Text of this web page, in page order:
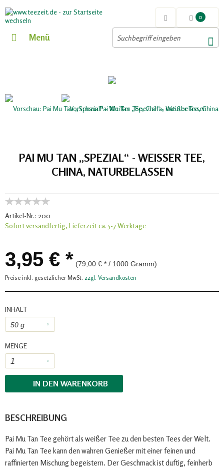
0
Menü
PAI MU TAN „SPEZIAL“ - WEISSER TEE, C
HINA, NATURBELASSEN
Artikel-Nr.: 200
Sofort versandfertig, Lieferzeit ca. 5-7 Werktage
3,95 € * (79,00 € * / 1000 Gramm)
Preise inkl. gesetzlicher MwSt. zzgl. Versandkosten
INHALT
MENGE
IN DEN WARENKORB
BESCHREIBUNG
Pai Mu Tan Tee gehört als weißer Tee zu den besten Tees der Welt.
Pai Mu Tan Tee kann den wahren Genießer mit einer feinen und
raffinierten Mischung begeistern. Der Geschmack ist duftig, feinherb